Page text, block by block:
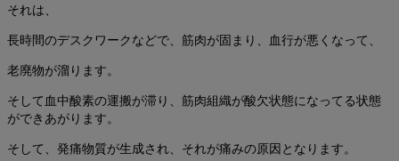
それは、
長時間のデスクワークなどで、筋肉が固まり、血行が悪くなって、
老廃物が溜ります。
そして血中酸素の運搬が滞り、筋肉組織が酸欠状態になってる状態
ができあがります。
そして、発痛物質が生成され、それが痛みの原因となります。